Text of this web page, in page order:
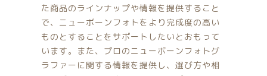
た商品のラインナップや情報を提供すること
で、ニューボーンフォトをより完成度の高い
ものとすることをサポートしたいとおもって
います。また、プロのニューボーンフォトグ
ラファーに関する情報を提供し、選び方や相